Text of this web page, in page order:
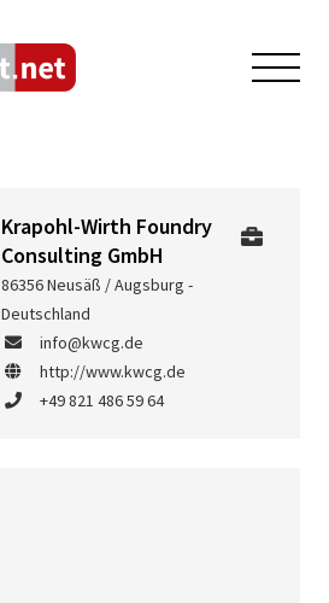
Krapohl-Wirth Foundry
Consulting GmbH
86356 Neusäß / Augsburg -
Deutschland
info@kwcg.de
http://www.kwcg.de
+49 821 486 59 64